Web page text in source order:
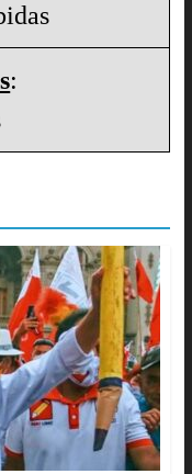
: